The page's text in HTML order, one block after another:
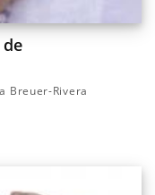
Breuer-Rivera